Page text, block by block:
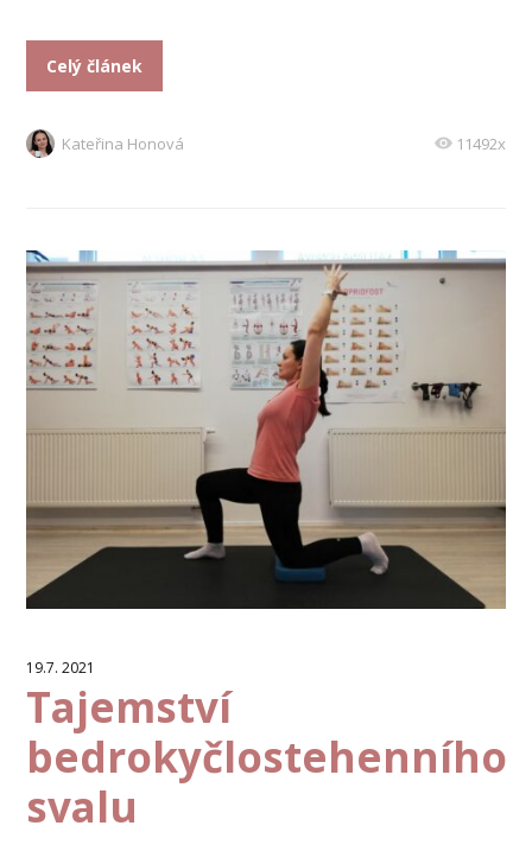
Celý článek
Kateřina Honová 11492x
19.7. 2021
Tajemství
bedrokyčlostehenního
svalu